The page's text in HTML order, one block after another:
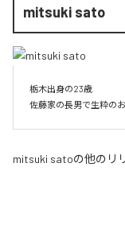
mitsuki sato
栃木出身の23歳
佐藤家の長男で生粋の
mitsuki satoの他のリ